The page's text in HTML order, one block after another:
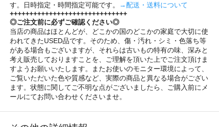
す。日時指定・時間指定可能です。
→配送・送料について
++++++++++++++++++++++++++++++
◎ご注文前に必ずご確認ください◎
当店の商品はほとんどが、どこかの国のどこかの家庭で大切に使
われてきたUSED品です。そのため、傷・汚れ・シミ・色落ち等
がある場合もございますが、それらは古いもの特有の味、深みと
考え販売しておりますことを、ご理解を頂いた上でご注文頂けま
すようお願いいたします。またお使いのモニター環境によって、
ご覧いただいた色や質感など、実際の商品と異なる場合がござい
ます。状態に関してご不明な点がございましたら、ご購入前にメ
ールにてお問い合わせくださいませ。